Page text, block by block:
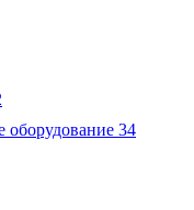
оборудование 34